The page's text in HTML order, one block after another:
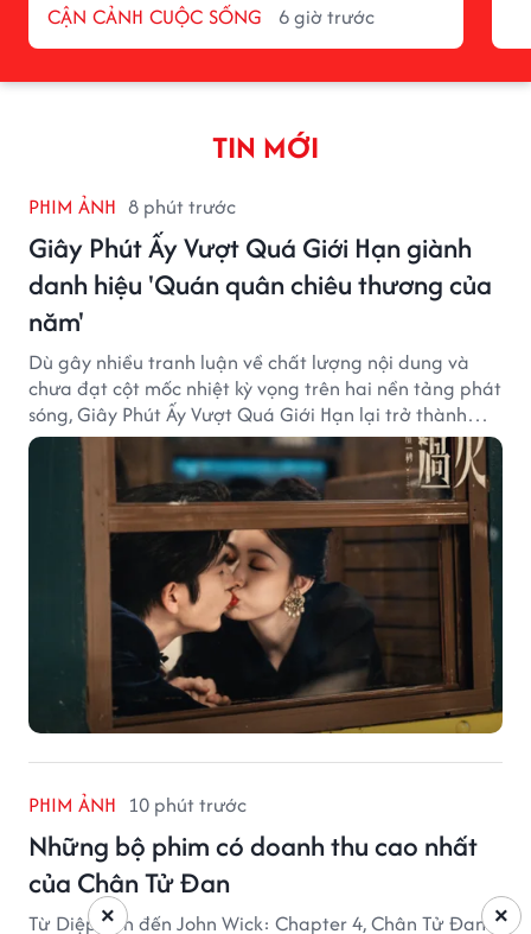
CẬN CẢNH CUỘC SỐNG 6 giờ trước
TIN MỚI
PHIM ẢNH 8 phút trước
Giây Phút Ấy Vượt Quá Giới Hạn giành
danh hiệu 'Quán quân chiêu thương của
năm'
Dù gây nhiều tranh luận về chất lượng nội dung và
chưa đạt cột mốc nhiệt kỳ vọng trên hai nền tảng phát
sóng, Giây Phút Ấy Vượt Quá Giới Hạn lại trở thành
hiện tượng ở khía cạnh thương mại.
PHIM ẢNH 10 phút trước
Những bộ phim có doanh thu cao nhất
của Chân Tử Đan
Từ Diệp Vấn đến John Wick: Chapter 4, Chân Tử Đan ×
×